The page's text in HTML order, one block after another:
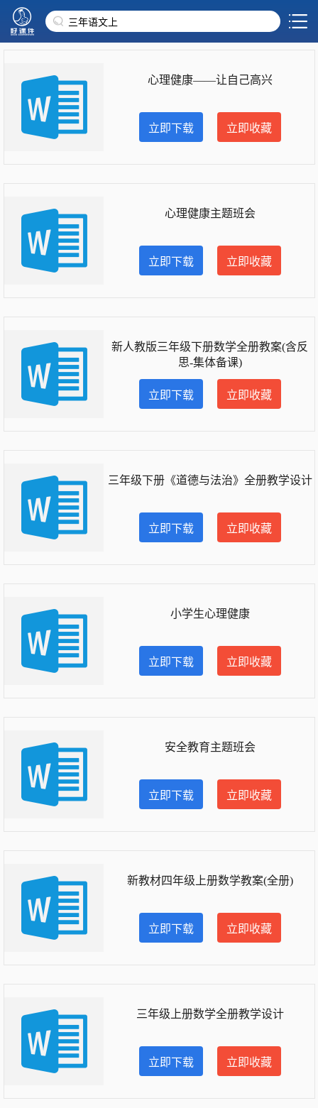
心理健康——让自己高兴
立即下载 立即收藏
心理健康主题班会
立即下载 立即收藏
新人教版三年级下册数学全册教案(含反
思-集体备课)
立即下载 立即收藏
三年级下册《道德与法治》全册教学设计
立即下载 立即收藏
小学生心理健康
立即下载 立即收藏
安全教育主题班会
立即下载 立即收藏
新教材四年级上册数学教案(全册)
立即下载 立即收藏
三年级上册数学全册教学设计
立即下载 立即收藏